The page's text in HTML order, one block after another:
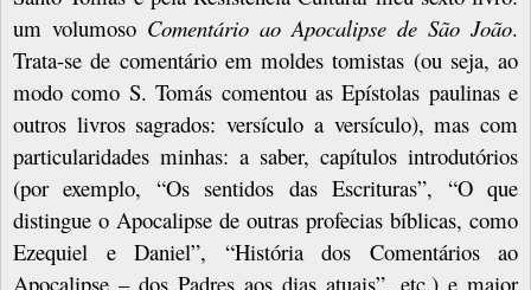
um volumoso Comentário ao Apocalipse de São João.
Trata-se de comentário em moldes tomistas (ou seja, ao
modo como S. Tomás comentou as Epístolas paulinas e
outros livros sagrados: versículo a versículo), mas com
particularidades minhas: a saber, capítulos introdutórios
(por exemplo, “Os sentidos das Escrituras”, “O que
distingue o Apocalipse de outras profecias bíblicas, como
Ezequiel e Daniel”, “História dos Comentários ao
Apocalipse – dos Padres aos dias atuais”, etc.) e maior